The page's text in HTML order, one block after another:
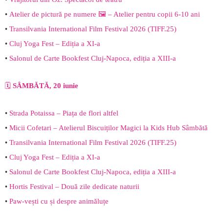
• Atelier de pictură pe numere 🖼️ – Atelier pentru copii 6-10 ani
• Transilvania International Film Festival 2026 (TIFF.25)
• Cluj Yoga Fest – Ediția a XI-a
• Salonul de Carte Bookfest Cluj-Napoca, ediția a XIII-a
🗓️ SÂMBĂTĂ, 20 iunie
• Strada Potaissa – Piața de flori altfel
• Micii Cofetari – Atelierul Biscuiților Magici la Kids Hub Sâmbătă
• Transilvania International Film Festival 2026 (TIFF.25)
• Cluj Yoga Fest – Ediția a XI-a
• Salonul de Carte Bookfest Cluj-Napoca, ediția a XIII-a
• Hortis Festival – Două zile dedicate naturii
• Paw-vești cu și despre animăluțe